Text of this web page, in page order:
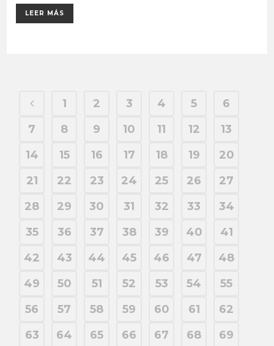
LEER MÁS
1 2 3 4 5
6
7
8 9 10 11 12
13
14
15 16 17 18 19
20
21
22 23 24 25 26
27
28
29 30 31 32 33
34
35
36 37 38 39 40
41
42
43 44 45 46 47
48
49
50 51 52 53 54
55
56
57 58 59 60 61
62
63
64 65 66 67 68
69